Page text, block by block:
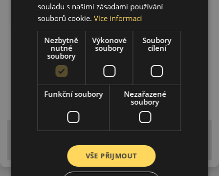
Upozornění! Hodnoty na štítku jsou pouze
is EU štítky ve smyslu dosud platné (předchozí) legislativy.
souladu s našimi zásadami používání
souborů cookie.Více informací
Nezbytně
nutné
soubory
Výkonové
soubory
Soubory
cílení
Funkční soubory
Nezařazené
soubory
VŠE PŘIJMOUT